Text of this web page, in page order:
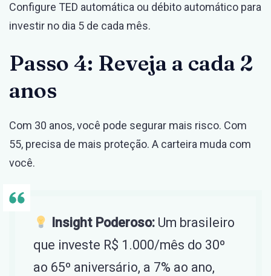
Configure TED automática ou débito automático para
investir no dia 5 de cada mês.
Passo 4: Reveja a cada 2
anos
Com 30 anos, você pode segurar mais risco. Com
55, precisa de mais proteção. A carteira muda com
você.
Insight Poderoso:Um brasileiro
que investe R$ 1.000/mês do 30º
ao 65º aniversário, a 7% ao ano,